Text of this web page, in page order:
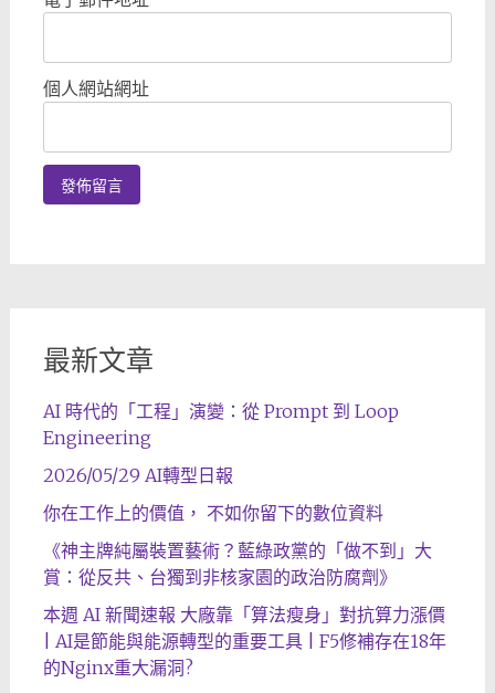
個人網站網址
最新文章
AI 時代的「工程」演變：從 Prompt 到 Loop
Engineering
2026/05/29 AI轉型日報
你在工作上的價值， 不如你留下的數位資料
《神主牌純屬裝置藝術？藍綠政黨的「做不到」大
賞：從反共、台獨到非核家園的政治防腐劑》
本週 AI 新聞速報 大廠靠「算法瘦身」對抗算力漲價
| AI是節能與能源轉型的重要工具 | F5修補存在18年
的Nginx重大漏洞?